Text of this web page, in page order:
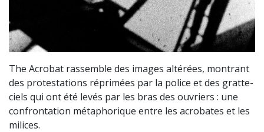
The Acrobat rassemble des images altérées, montrant
des protestations réprimées par la police et des gratte-
ciels qui ont été levés par les bras des ouvriers : une
confrontation métaphorique entre les acrobates et les
milices.